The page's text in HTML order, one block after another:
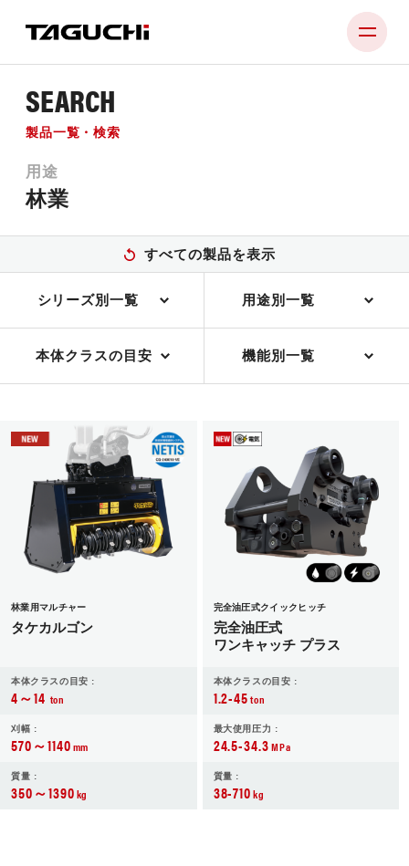
PRODUCT
COMPANY
NEWS
SUPPORT
RECRUIT
CONTACT
EN
SEARCH
製品一覧・検索
用途
林業
すべての製品を表示
シリーズ別一覧 用途別一覧
本体クラスの目安 機能別一覧
林業用マルチャー
タケカルゴン
本体クラスの目安 :
4～14 ton
刈幅 :
570～1140mm
質量 :
350～1390kg
完全油圧式クイックヒッチ
完全油圧式
ワンキャッチ プラス
本体クラスの目安 :
1.2-45ton
最大使用圧力 :
24.5-34.3MPa
質量 :
38-710kg